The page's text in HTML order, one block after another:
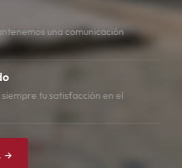
una comunicación
tu satisfacción en el
→